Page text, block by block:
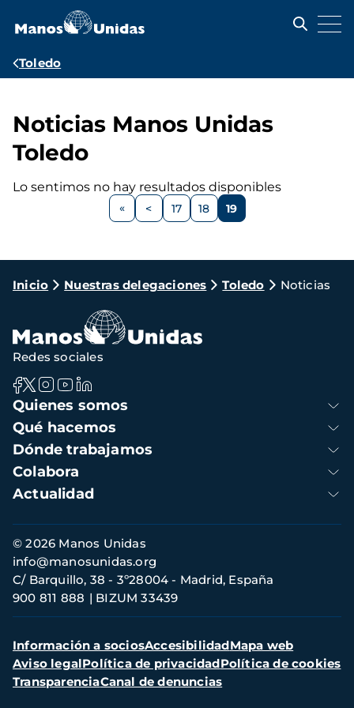
contenido
Ruta
navegación
Toledo
Noticias Manos Unidas
Toledo
Lo sentimos no hay resultados disponibles
Página
< Página
17 Página
18 Página
19
Ruta
navegación
Inicio Nuestras delegaciones Toledo Noticias
Navegación
principal
Quienes somos
Qué hacemos
Dónde trabajamos
Colabora
Actualidad
Redes sociales
Información
de
contacto
© 2026 Manos Unidas
C/ Barquillo, 38 - 3º28004 - Madrid, España
900 811 888
BIZUM 33439
info@manosunidas.org
Menú
secundario
Información a sociosAccesibilidadMapa web
Aviso legalPolítica de privacidadPolítica de cookies
TransparenciaCanal de denuncias